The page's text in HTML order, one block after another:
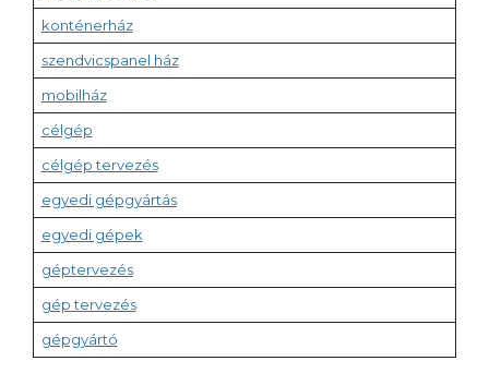
konténerház
szendvicspanel ház
mobilház
célgép
célgép tervezés
egyedi gépgyártás
egyedi gépek
géptervezés
gép tervezés
gépgyártó